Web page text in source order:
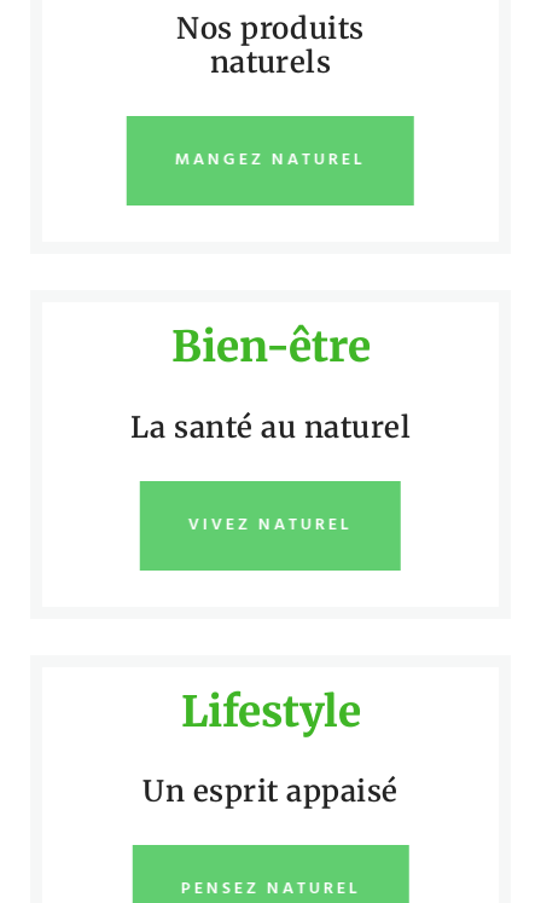
Nos produits
naturels
MANGEZ NATUREL
Bien-être
La santé au naturel
VIVEZ NATUREL
Lifestyle
Un esprit appaisé
PENSEZ NATUREL